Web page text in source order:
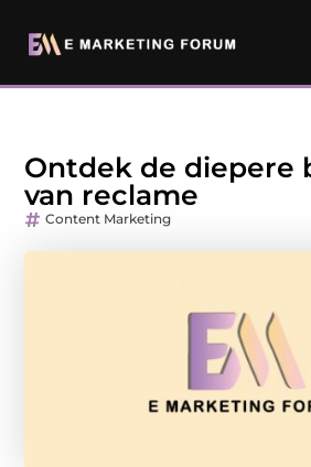
Ontdek de diepere
van reclame
Content Marketing